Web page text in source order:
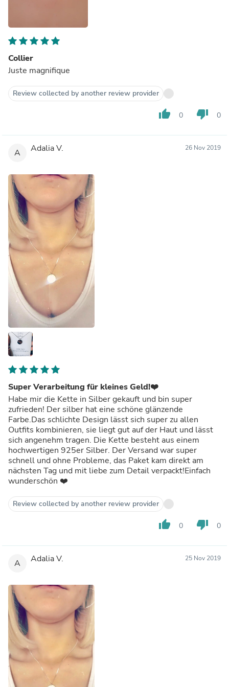
Collier
Juste magnifique
Review collected by another review provider
thumb_up 0 thumb_down 0
A Adalia V. 26 Nov 2019
Super Verarbeitung für kleines Geld!❤️
Habe mir die Kette in Silber gekauft und bin super
zufrieden! Der silber hat eine schöne glänzende
Farbe.Das schlichte Design lässt sich super zu allen
Outfits kombinieren, sie liegt gut auf der Haut und lässt
sich angenehm tragen. Die Kette besteht aus einem
hochwertigen 925er Silber. Der Versand war super
schnell und ohne Probleme, das Paket kam direkt am
nächsten Tag und mit liebe zum Detail verpackt!Einfach
wunderschön ❤️
Review collected by another review provider
thumb_up 0 thumb_down 0
A Adalia V. 25 Nov 2019